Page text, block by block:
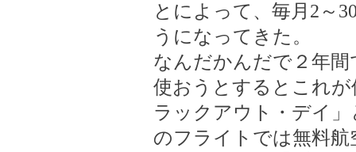
とによって、毎月2～
うになってきた。
なんだかんだで２年間
使おうとするとこれ
ラックアウト・デイ
のフライトでは無料